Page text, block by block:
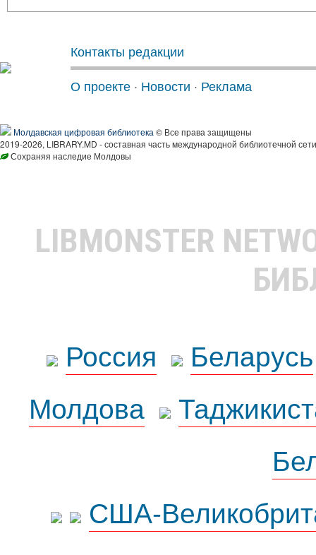
Контакты редакции
О проекте · Новости · Реклама
Молдавская цифровая библиотека © Все права защищены
2019-2026, LIBRARY.MD - составная часть международной библиотечной
Сохраняя наследие Молдовы
LIBMONSTER
Россия
Беларусь
Молдова
США-